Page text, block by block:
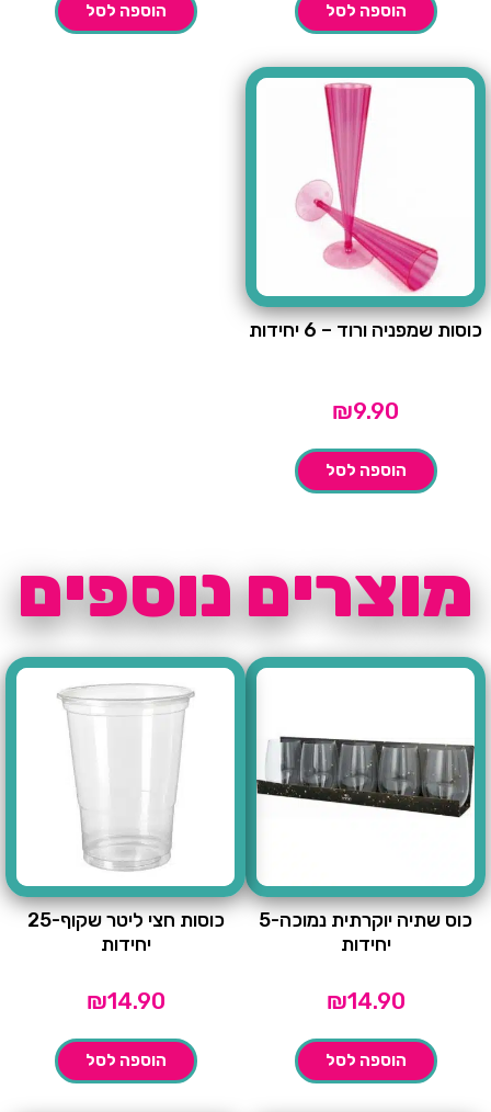
הוספה לסל הוספה לסל
כוסות שמפניה ורוד – 6 יחידות
₪9.90
הוספה לסל
מוצרים נוספים
כוס שתיה יוקרתית נמוכה-5
יחידות
₪14.90
הוספה לסל
כוסות חצי ליטר שקוף-25
יחידות
₪14.90
הוספה לסל